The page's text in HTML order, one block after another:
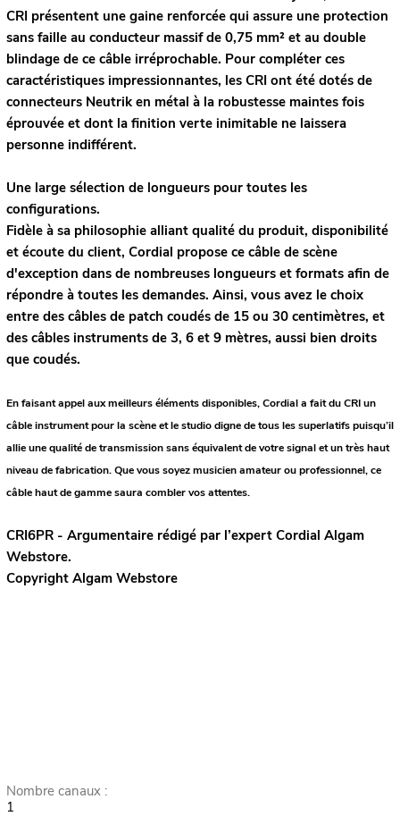
CRI présentent une gaine renforcée qui assure une protection
sans faille au conducteur massif de 0,75 mm² et au double
blindage de ce câble irréprochable. Pour compléter ces
caractéristiques impressionnantes, les CRI ont été dotés de
connecteurs Neutrik en métal à la robustesse maintes fois
éprouvée et dont la finition verte inimitable ne laissera
personne indifférent.
Une large sélection de longueurs pour toutes les
configurations.
Fidèle à sa philosophie alliant qualité du produit, disponibilité
et écoute du client, Cordial propose ce câble de scène
d'exception dans de nombreuses longueurs et formats afin de
répondre à toutes les demandes. Ainsi, vous avez le choix
entre des câbles de patch coudés de 15 ou 30 centimètres, et
des câbles instruments de 3, 6 et 9 mètres, aussi bien droits
que coudés.
En faisant appel aux meilleurs éléments disponibles, Cordial a fait du CRI un
câble instrument pour la scène et le studio digne de tous les superlatifs puisqu’il
allie une qualité de transmission sans équivalent de votre signal et un très haut
niveau de fabrication. Que vous soyez musicien amateur ou professionnel, ce
câble haut de gamme saura combler vos attentes.
CRI6PR - Argumentaire rédigé par l’expert Cordial Algam
Webstore.
Copyright Algam Webstore
Nombre canaux :
1